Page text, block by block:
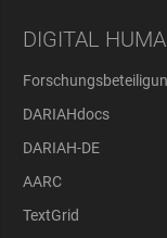
DIGITAL
DARIAHdocs
DARIAH-DE
AARC
TextGrid